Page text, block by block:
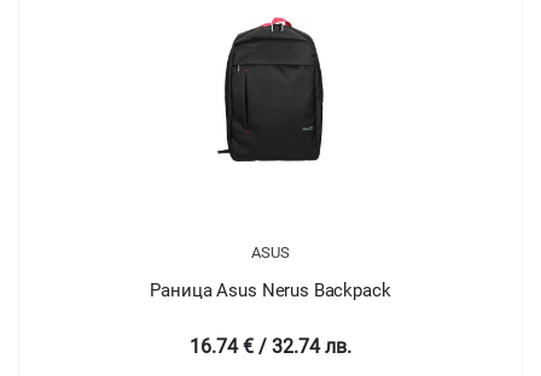
ASUS
Раница Asus Nerus Backpack
16.74 € / 32.74 лв.